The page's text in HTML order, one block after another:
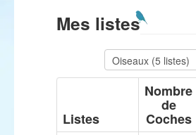
Mes listes
Listes
Nombre
de
Coches